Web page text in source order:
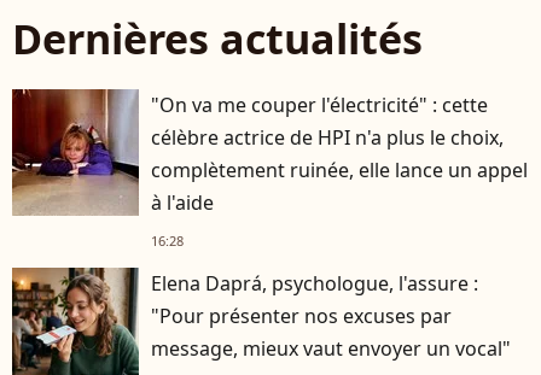
Dernières actualités
"On va me couper l'électricité" : cette
célèbre actrice de HPI n'a plus le choix,
complètement ruinée, elle lance un appel
à l'aide
16:28
Elena Daprá, psychologue, l'assure :
"Pour présenter nos excuses par
message, mieux vaut envoyer un vocal"